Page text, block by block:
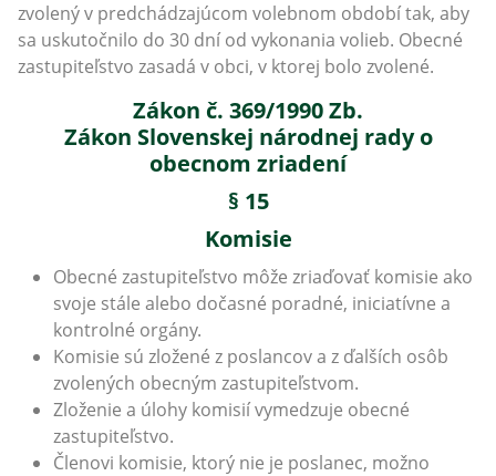
zvolený v predchádzajúcom volebnom období tak, aby
sa uskutočnilo do 30 dní od vykonania volieb. Obecné
zastupiteľstvo zasadá v obci, v ktorej bolo zvolené.
Zákon č. 369/1990 Zb.
Zákon Slovenskej národnej rady o
obecnom zriadení
§ 15
Komisie
Obecné zastupiteľstvo môže zriaďovať komisie ako
svoje stále alebo dočasné poradné, iniciatívne a
kontrolné orgány.
Komisie sú zložené z poslancov a z ďalších osôb
zvolených obecným zastupiteľstvom.
Zloženie a úlohy komisií vymedzuje obecné
zastupiteľstvo.
Členovi komisie, ktorý nie je poslanec, možno